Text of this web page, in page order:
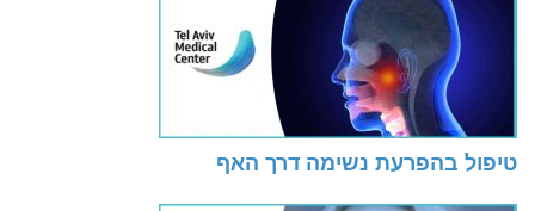
טיפול בהפרעת נשימה דרך האף